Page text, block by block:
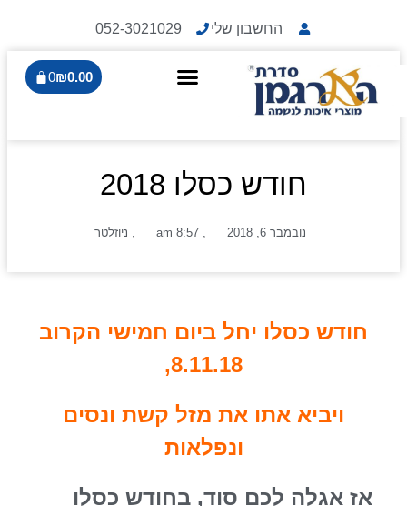
החשבון שלי 052-3021029
₪0.00
0
חודש כסלו 2018
נובמבר 6, 2018 ,
8:57 am
, ניוזלטר
חודש כסלו יחל ביום חמישי הקרוב
8.11.18,
ויביא אתו את מזל קשת ונסים
ונפלאות
אז אגלה לכם סוד, בחודש כסלו